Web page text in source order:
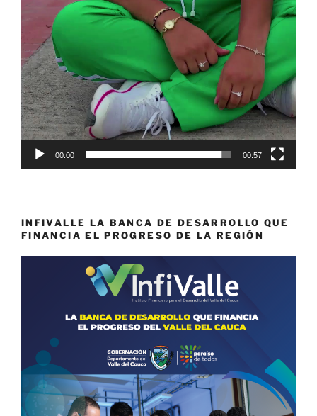
00:00 00:57
INFIVALLE LA BANCA DE DESARROLLO QUE
FINANCIA EL PROGRESO DE LA REGIÓN